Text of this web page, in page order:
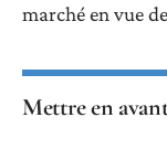
marché en vue
Mettre en